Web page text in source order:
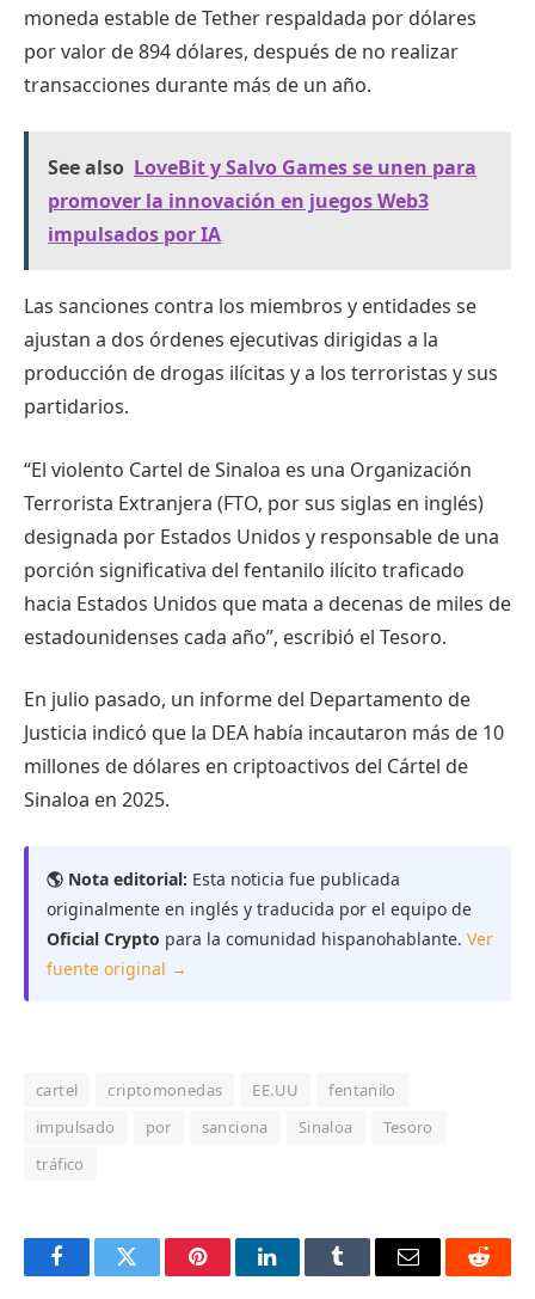
moneda estable de Tether respaldada por dólares
por valor de 894 dólares, después de no realizar
transacciones durante más de un año.
See also LoveBit y Salvo Games se unen para
promover la innovación en juegos Web3
impulsados ​​por IA
Las sanciones contra los miembros y entidades se
ajustan a dos órdenes ejecutivas dirigidas a la
producción de drogas ilícitas y a los terroristas y sus
partidarios.
“El violento Cartel de Sinaloa es una Organización
Terrorista Extranjera (FTO, por sus siglas en inglés)
designada por Estados Unidos y responsable de una
porción significativa del fentanilo ilícito traficado
hacia Estados Unidos que mata a decenas de miles de
estadounidenses cada año”, escribió el Tesoro.
En julio pasado, un informe del Departamento de
Justicia indicó que la DEA había incautaron más de 10
millones de dólares en criptoactivos del Cártel de
Sinaloa en 2025.
🌎 Nota editorial: Esta noticia fue publicada
originalmente en inglés y traducida por el equipo de
Oficial Crypto para la comunidad hispanohablante. Ver
fuente original →
cartel criptomonedas EE.UU
fentanilo
impulsado
por sanciona Sinaloa
Tesoro
tráfico
FacebookTwitter PinterestLinkedInTumblr Email Reddit